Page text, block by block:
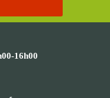
16h00